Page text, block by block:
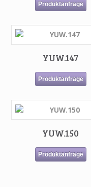
Produktanfrage
YUW.147
Produktanfrage
YUW.150
Produktanfrage